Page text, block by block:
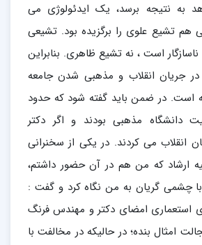
به نتیجه برسد، یک ایدئولوژی می
هم تشیع علوی را برگزیده بود. تشیعی
است ، نه تشیع ظاهری. بنابراین
در جریان انقلاب و مذهبی شدن جامعه
است. در ضمن باید گفته شود که حدود
دانشگاه مذهبی بودند و اگر دکتر
انقلاب می کردند. در یکی از سخنرانی
ارشاد که من هم در آن حضور داشتم،
چشمی گریان به من نگاه کرد و گفت :
استعماری امضای دکتر و مهندس فرنگ
امثال بنده؛ در حالیکه در مخالفت با